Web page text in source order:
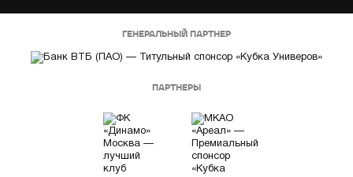
ГЕНЕРАЛЬНЫЙ ПАРТНЕР
ПАРТНЕРЫ